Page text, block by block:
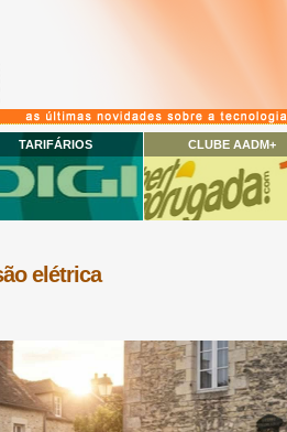
TARIFÁRIOS CLUBE AADM+
elétrica